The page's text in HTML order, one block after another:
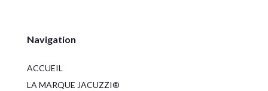
Navigation
ACCUEIL
LA MARQUE JACUZZI®